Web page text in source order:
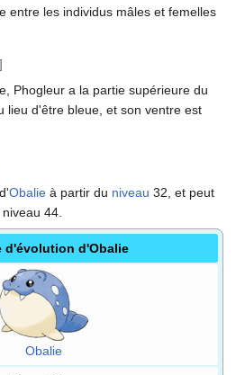
entre les individus mâles et femelles
]
Phogleur a la partie supérieure du
lieu d'être bleue, et son ventre est
Obalie à partir du niveau 32, et peut
44.
d'évolution d'Obalie
Obalie